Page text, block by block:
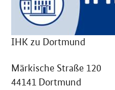
IHK zu Dortmund
Märkische Straße 120
44141 Dortmund